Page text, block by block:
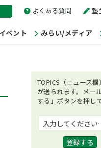
よくある質問 塾
ベント みらい/メディア
TOPICS（ニュース
が送られます。メー
する」ボタンを押し